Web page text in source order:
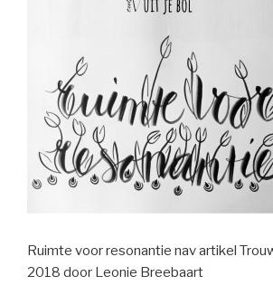
Ruimte voor resonantie nav artikel
2018 door Leonie Breebaart